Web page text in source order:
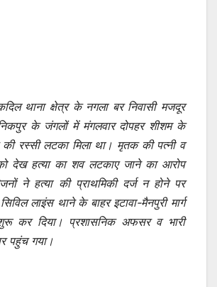
थाना क्षेत्र के नगला बर निवासी मजदूर
के जंगलों में मंगलवार दोपहर शीशम के
की रस्सी लटका मिला था। मृतक की पत्नी व
देख हत्या का शव लटकाए जाने का आरोप
ने हत्या की प्राथमिकी दर्ज न होने पर
लाइंस थाने के बाहर इटावा-मैनपुरी मार्ग
कर दिया। प्रशासनिक अफसर व भारी
पहुंच गया।